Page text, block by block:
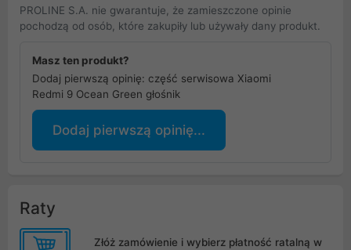
PROLINE S.A. nie gwarantuje, że zamieszczone opinie
pochodzą od osób, które zakupiły lub używały dany produkt.
Masz ten produkt?
Dodaj pierwszą opinię: część serwisowa Xiaomi
Redmi 9 Ocean Green głośnik
Dodaj pierwszą opinię...
Raty
Złóż zamówienie i wybierz płatność ratalną w